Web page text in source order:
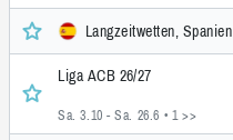
Langzeitwetten, Spanien
Liga ACB 26/27
Sa. 3.10 - Sa. 26.6 • 1 >>